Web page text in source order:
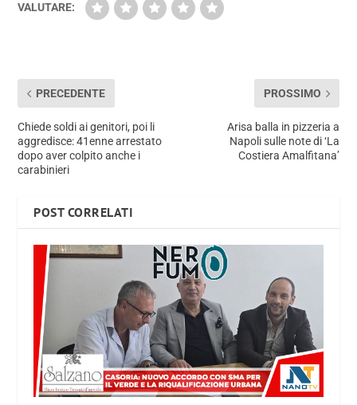
VALUTARE:
PRECEDENTE
Chiede soldi ai genitori, poi li
aggredisce: 41enne arrestato
dopo aver colpito anche i
carabinieri
PROSSIMO
Arisa balla in pizzeria a
Napoli sulle note di ‘La
Costiera Amalfitana’
POST CORRELATI